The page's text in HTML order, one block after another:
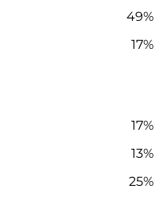
49%
17%
17%
13%
25%